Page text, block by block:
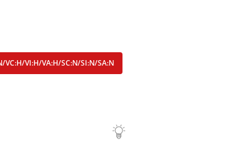
VC:H/VI:H/VA:H/SC:N/SI:N/SA:N